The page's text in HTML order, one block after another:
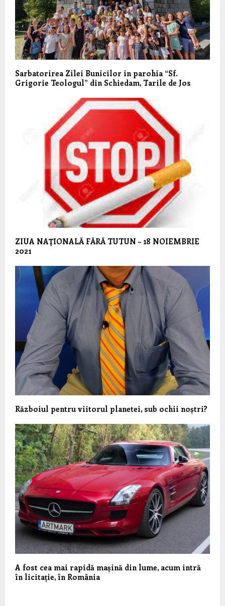
Sarbatorirea Zilei Bunicilor in parohia “Sf.
Grigorie Teologul” din Schiedam, Tarile de Jos
ZIUA NAŢIONALĂ FĂRĂ TUTUN – 18 NOIEMBRIE
2021
Războiul pentru viitorul planetei, sub ochii noștri?
A fost cea mai rapidă mașină din lume, acum intră
în licitație, în România